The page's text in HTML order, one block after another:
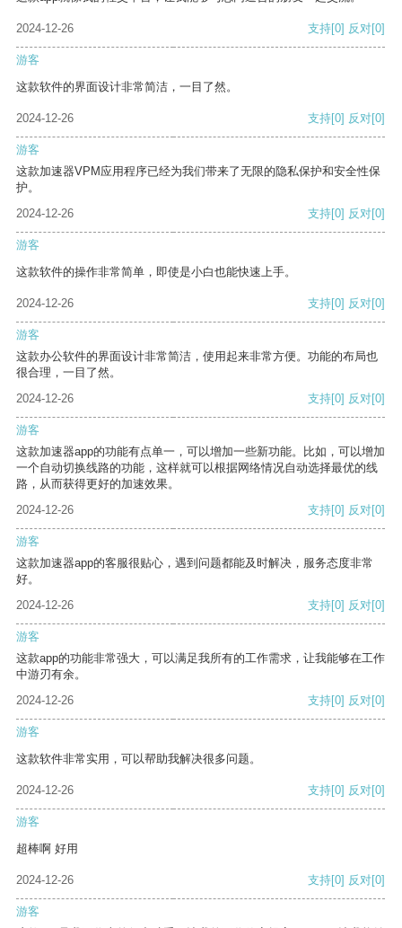
2024-12-26 支持[0] 反对[0]
游客
这款软件的界面设计非常简洁，一目了然。
2024-12-26 支持[0] 反对[0]
游客
这款加速器VPM应用程序已经为我们带来了无限的隐私保护和安全性保
护。
2024-12-26
支持[0] 反对[0]
游客
这款软件的操作非常简单，即使是小白也能快速上手。
2024-12-26 支持[0] 反对[0]
游客
这款办公软件的界面设计非常简洁，使用起来非常方便。功能的布局也
很合理，一目了然。
2024-12-26
支持[0] 反对[0]
游客
这款加速器app的功能有点单一，可以增加一些新功能。比如，可以增加
一个自动切换线路的功能，这样就可以根据网络情况自动选择最优的线
路，从而获得更好的加速效果。
2024-12-26
支持[0] 反对[0]
游客
这款加速器app的客服很贴心，遇到问题都能及时解决，服务态度非常
好。
2024-12-26
支持[0] 反对[0]
游客
这款app的功能非常强大，可以满足我所有的工作需求，让我能够在工作
中游刃有余。
2024-12-26
支持[0] 反对[0]
游客
这款软件非常实用，可以帮助我解决很多问题。
2024-12-26 支持[0] 反对[0]
游客
超棒啊 好用
2024-12-26 支持[0] 反对[0]
游客